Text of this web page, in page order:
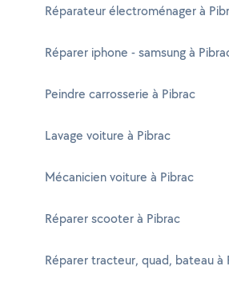
Réparateur électroménager à
Réparer iphone - samsung à
Peindre carrosserie à Pibrac
Lavage voiture à Pibrac
Mécanicien voiture à Pibrac
Réparer scooter à Pibrac
Réparer tracteur, quad, bateau à